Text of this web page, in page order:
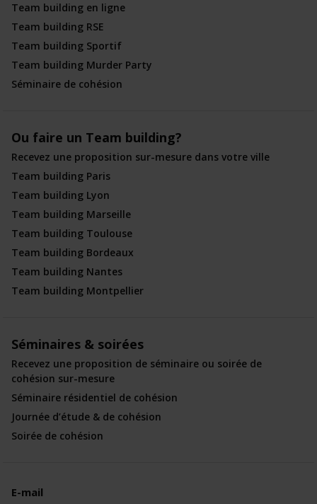
Team building en ligne
Team building RSE
Team building Sportif
Team building Murder Party
Séminaire de cohésion
Ou faire un Team building?
Recevez une proposition sur-mesure dans votre ville
Team building Paris
Team building Lyon
Team building Marseille
Team building Toulouse
Team building Bordeaux
Team building Nantes
Team building Montpellier
Séminaires & soirées
Recevez une proposition de séminaire ou soirée de
cohésion sur-mesure
Séminaire résidentiel de cohésion
Journée d’étude & de cohésion
Soirée de cohésion
E-mail